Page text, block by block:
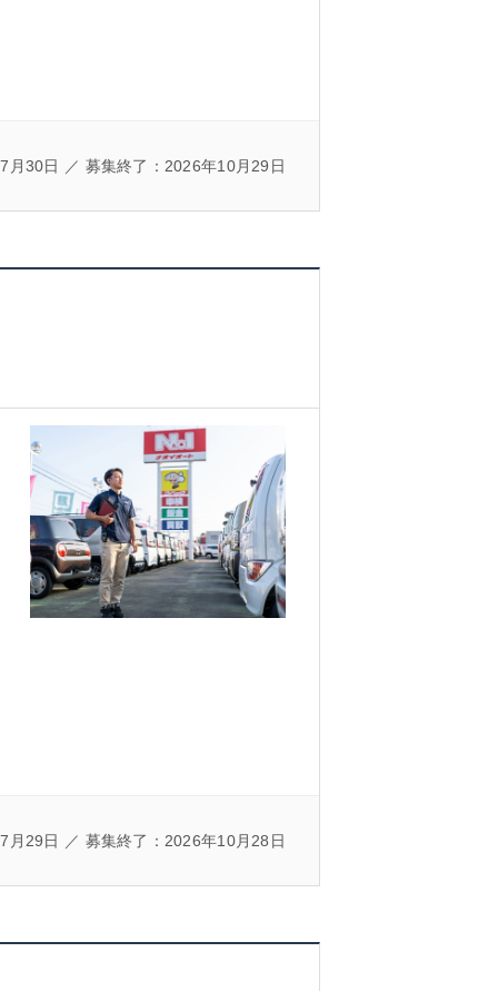
月30日 ／ 募集終了：2026年10月29日
月29日 ／ 募集終了：2026年10月28日